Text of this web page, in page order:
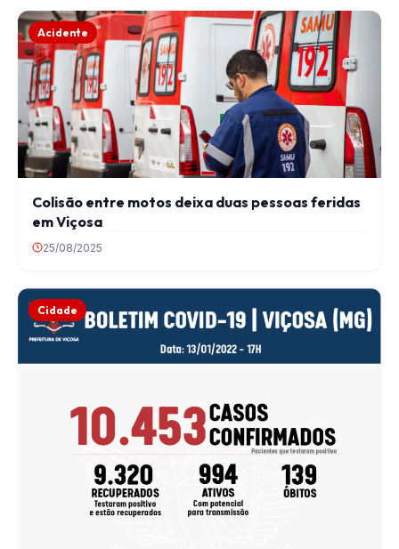
Acidente
Colisão entre motos deixa duas pessoas feridas
em Viçosa
25/08/2025
Cidade